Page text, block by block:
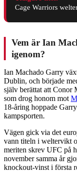
Cage Warriors
Vem är Ian
igenom?
Ian Machado Garry
Dublin, och började
själv berättat att Conor
som drog honom mot
18-åring hoppade
kampsporten.
Vägen gick via det
vann titeln i weltervikt
meriten skrev UFC på
november samma år
knockout-vinst i första